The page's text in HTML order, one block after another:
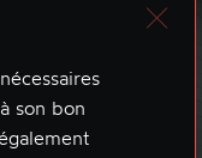
son bon